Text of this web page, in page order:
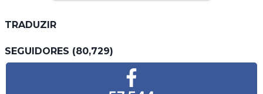
TRADUZIR
SEGUIDORES (80,729)